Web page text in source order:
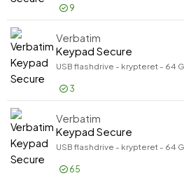
9
Verbatim
Keypad Secure
USB flashdrive - krypteret - 64
3
Verbatim
Keypad Secure
USB flashdrive - krypteret - 64
65